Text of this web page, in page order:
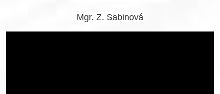
Mgr. Z. Sabinová